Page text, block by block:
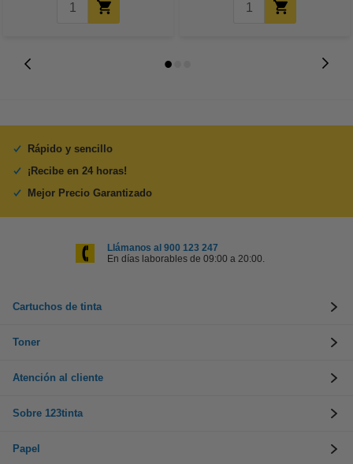
Rápido y sencillo
¡Recibe en 24 horas!
Mejor Precio Garantizado
Llámanos al 900 123 247
En días laborables de 09:00 a 20:00.
Cartuchos de tinta
Toner
Atención al cliente
Sobre 123tinta
Papel